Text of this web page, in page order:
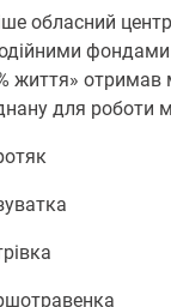
обласний центр
життя»
для роботи